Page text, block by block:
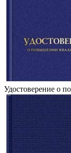
Удостоверение о